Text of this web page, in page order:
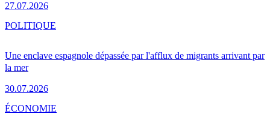
27.07.2026
Une enclave espagnole dépassée par l'afflux de migrants arrivant par
la mer
30.07.2026
POLITIQUE
ÉCONOMIE